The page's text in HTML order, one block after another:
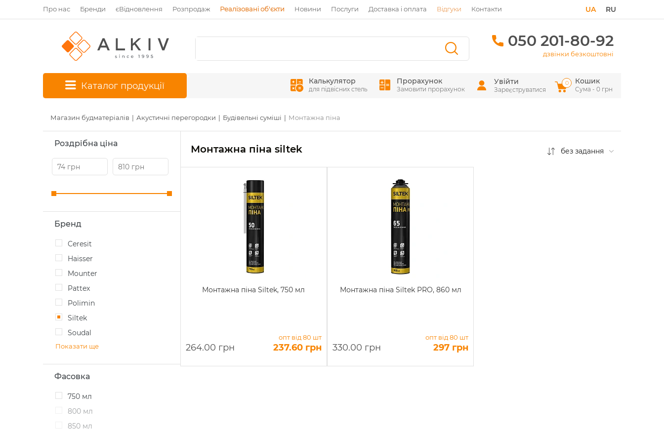
Про нас Бренди єВідновлення Розпродаж Реалізовані об'єкти Новини Послуги Доставка і оплата Відгуки Контакти RU
UA
050 201-80-92
дзвінки безкоштовні
Каталог продукції Калькулятор
для підвісних стель
Прорахунок
Замовити прорахунок
Увійти
Зареєструватися
Кошик
Сума - 0 грн
0
Магазин будматеріалів Акустичні перегородки Будівельні суміші Монтажна піна
Роздрібна ціна
Бренд
Ceresit
Haisser
Mounter
Pattex
Polimin
Siltek
Soudal
Показати ще
Фасовка
750 мл
800 мл
850 мл
Монтажна піна siltek без задання
Монтажна піна Siltek, 750 мл
264.00 грн
опт від 80 шт
237.60 грн
Монтажна піна Siltek PRO, 860 мл
330.00 грн
опт від 80 шт
297 грн